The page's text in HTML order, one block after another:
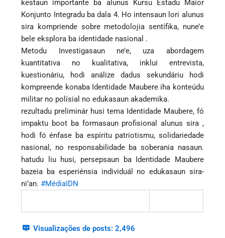
kestaun importante ba alunus Kursu Estadu Maior
Konjunto Integradu ba dala 4. Ho intensaun lori alunus
sira kompriende sobre metodolojia sentífika, nune’e
bele eksplora ba identidade nasional .
Metodu Investigasaun ne’e, uza abordagem
kuantitativa no kualitativa, inklui entrevista,
kuestionáriu, hodi análize dadus sekundáriu hodi
kompreende konaba Identidade Maubere iha konteúdu
militar no polísial no edukasaun akademika.
rezultadu preliminár husi tema Identidade Maubere, fó
impaktu boot ba formasaun profisional alunus sira ,
hodi fó énfase ba espíritu patriotismu, solidariedade
nasional, no responsabilidade ba soberania nasaun.
hatudu liu husi, persepsaun ba Identidade Maubere
bazeia ba esperiénsia individuál no edukasaun sira-
ni’an.#MédiaIDN
Visualizações de posts: 2,496